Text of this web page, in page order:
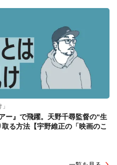
ー』で飛躍。天野千尋監督の“生
る方法【宇野維正の「映画のこ